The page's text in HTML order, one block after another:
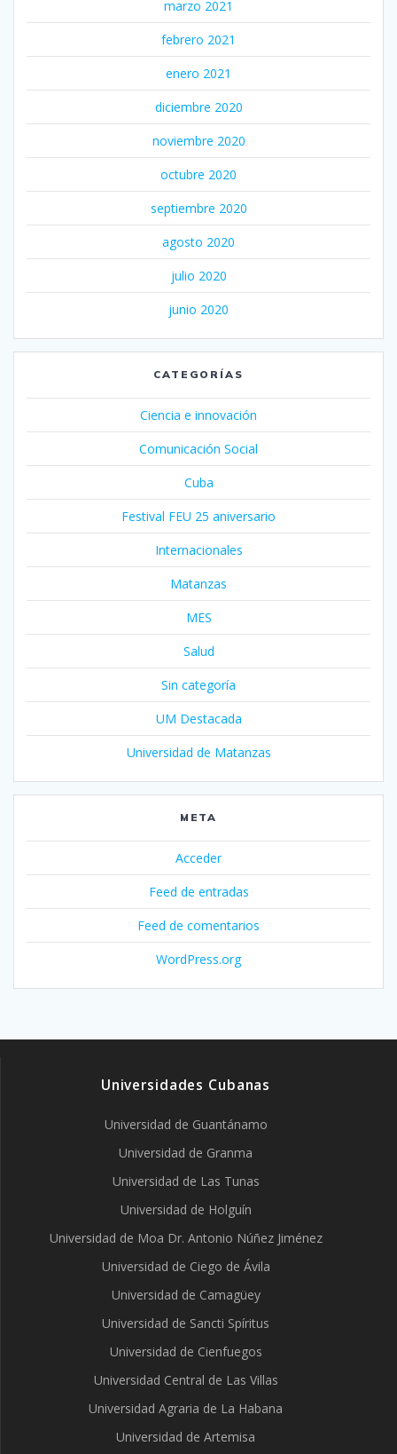
marzo 2021
febrero 2021
enero 2021
diciembre 2020
noviembre 2020
octubre 2020
septiembre 2020
agosto 2020
julio 2020
junio 2020
CATEGORÍAS
Ciencia e innovación
Comunicación Social
Cuba
Festival FEU 25 aniversario
Internacionales
Matanzas
MES
Salud
Sin categoría
UM Destacada
Universidad de Matanzas
META
Acceder
Feed de entradas
Feed de comentarios
WordPress.org
Universidades Cubanas
Universidad de Guantánamo
Universidad de Granma
Universidad de Las Tunas
Universidad de Holguín
Universidad de Moa Dr. Antonio Núñez Jiménez
Universidad de Ciego de Ávila
Universidad de Camagüey
Universidad de Sancti Spíritus
Universidad de Cienfuegos
Universidad Central de Las Villas
Universidad Agraria de La Habana
Universidad de Artemisa